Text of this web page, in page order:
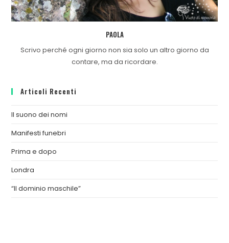
PAOLA
Scrivo perché ogni giorno non sia solo un altro giorno da
contare, ma da ricordare.
Articoli Recenti
Il suono dei nomi
Manifesti funebri
Prima e dopo
Londra
“Il dominio maschile”